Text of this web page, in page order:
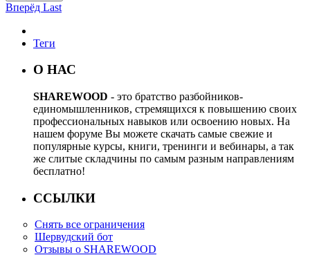
Вперёд Last
Теги
О НАС
SHAREWOOD - это братство разбойников-
единомышленников, стремящихся к повышению своих
профессиональных навыков или освоению новых. На
нашем форуме Вы можете скачать самые свежие и
популярные курсы, книги, тренинги и вебинары, а так
же слитые складчины по самым разным направлениям
бесплатно!
ССЫЛКИ
Снять все ограничения
Шервудский бот
Отзывы о SHAREWOOD